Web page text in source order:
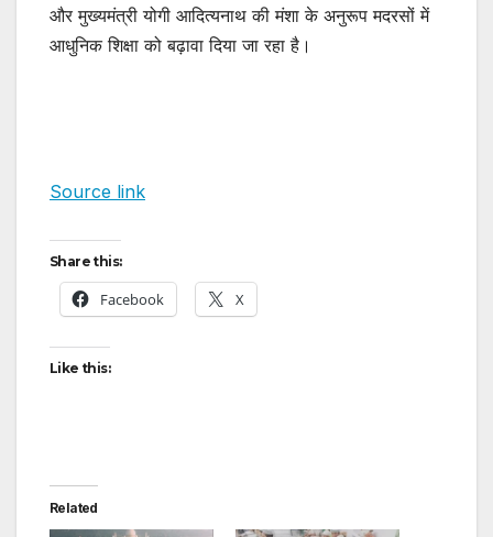
और मुख्यमंत्री योगी आदित्यनाथ की मंशा के अनुरूप मदरसों में
आधुनिक शिक्षा को बढ़ावा दिया जा रहा है।
Source link
Share this:
Facebook X
Like this:
Related